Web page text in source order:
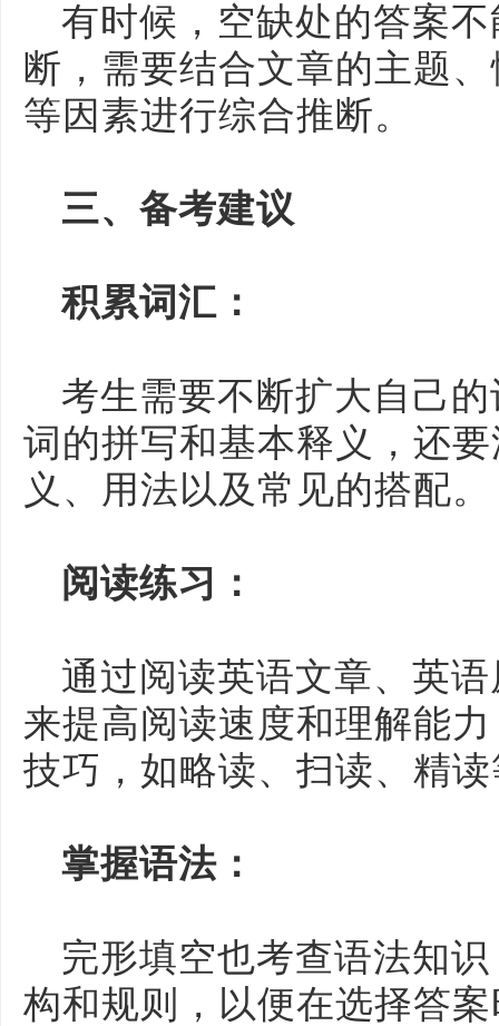
有时候，空缺处的答案
断，需要结合文章的主题
等因素进行综合推断。
三、备考建议
积累词汇：
考生需要不断扩大自己
词的拼写和基本释义，还
义、用法以及常见的搭配。
阅读练习：
通过阅读英语文章、英
来提高阅读速度和理解能
技巧，如略读、扫读、精
掌握语法：
完形填空也考查语法知
构和规则，以便在选择答